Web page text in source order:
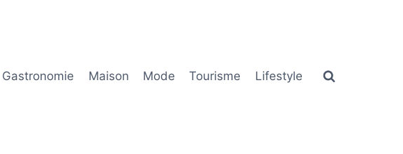
Gastronomie Maison Mode Tourisme Lifestyle